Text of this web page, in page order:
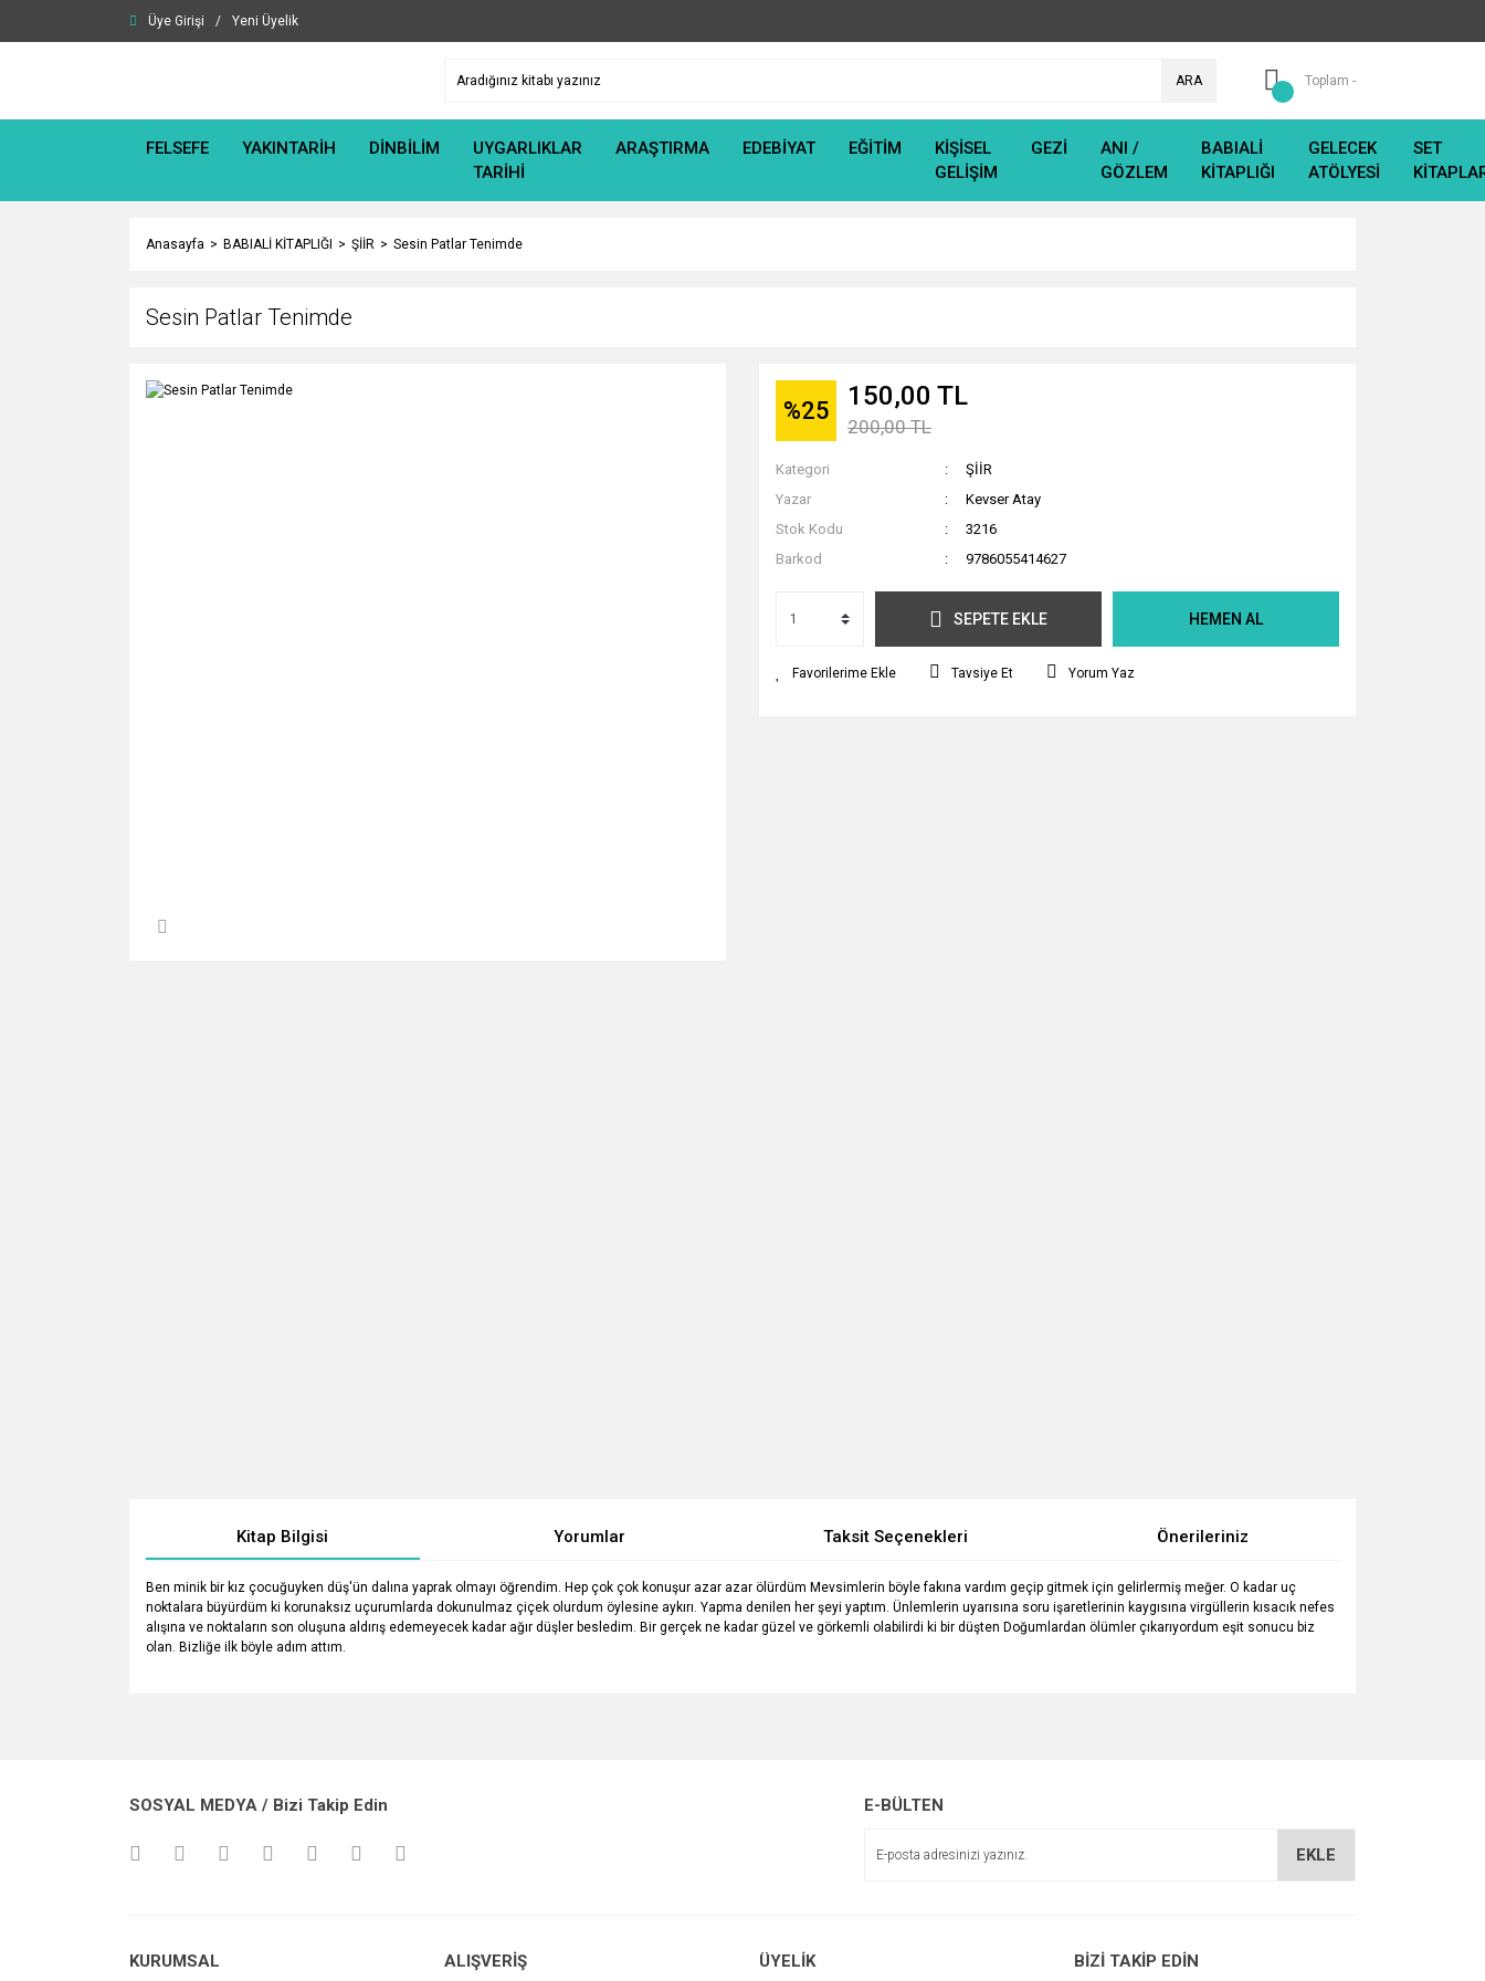
Üye Girişi / Yeni Üyelik
ARA Toplam -
FELSEFE YAKINTARİH DİNBİLİM
UYGARLIKLAR
TARİHİ
ARAŞTIRMA EDEBİYAT EĞİTİM
KİŞİSEL
GELİŞİM
GEZİ
ANI /
GÖZLEM
BABIALİ
KİTAPLIĞI
GELECEK
ATÖLYESİ
SET
Anasayfa BABIALİ KİTAPLIĞI ŞİİR Sesin Patlar Tenimde
Sesin Patlar Tenimde
%25 150,00 TL
200,00 TL
Kategori
ŞİİR
Yazar
Kevser Atay
Stok Kodu
3216
Barkod
9786055414627
SEPETE EKLE HEMEN AL
Tavsiye Et Yorum Yaz
Kitap Bilgisi Yorumlar Taksit Seçenekleri Önerileriniz
Ben minik bir kız çocuğuyken düş'ün dalına yaprak olmayı öğrendim. Hep çok çok konuşur azar azar ölürdüm Mevsimlerin böyle fakına vardım geçip gitmek için gelirlermiş meğer. O kadar uç
noktalara büyürdüm ki korunaksız uçurumlarda dokunulmaz çiçek olurdum öylesine aykırı. Yapma denilen her şeyi yaptım. Ünlemlerin uyarısına soru işaretlerinin kaygısına virgüllerin kısacık nefes
alışına ve noktaların son oluşuna aldırış edemeyecek kadar ağır düşler besledim. Bir gerçek ne kadar güzel ve görkemli olabilirdi ki bir düşten Doğumlardan ölümler çıkarıyordum eşit sonucu biz
olan. Bizliğe ilk böyle adım attım.
Ürün açıklamasında eksik bilgiler bulunuyor.
SOSYAL MEDYA / Bizi Takip Edin E-BÜLTEN
EKLE
KURUMSAL ALIŞVERİŞ ÜYELİK BİZİ TAKİP EDİN